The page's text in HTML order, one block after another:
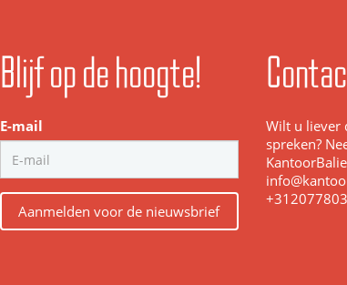
Blijf op de hoogte!
E-mail
Aanmelden voor de nieuwsbrief
Wilt u liever
spreken?